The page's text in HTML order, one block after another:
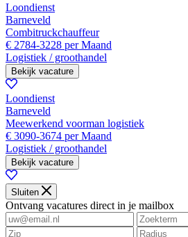
Loondienst
Barneveld
Combitruckchauffeur
€ 2784-3228 per Maand
Logistiek / groothandel
Bekijk vacature
Loondienst
Barneveld
Meewerkend voorman logistiek
€ 3090-3674 per Maand
Logistiek / groothandel
Bekijk vacature
Sluiten
Ontvang vacatures direct in je mailbox